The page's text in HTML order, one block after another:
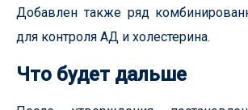
Добавлен также ряд
для контроля АД и холестерина.
Что будет дальше